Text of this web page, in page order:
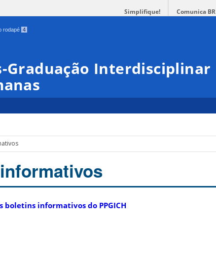
Simplifique! Comunica BR
rodapé 4
Graduação Interdisciplinar
boletins informativos do PPGICH